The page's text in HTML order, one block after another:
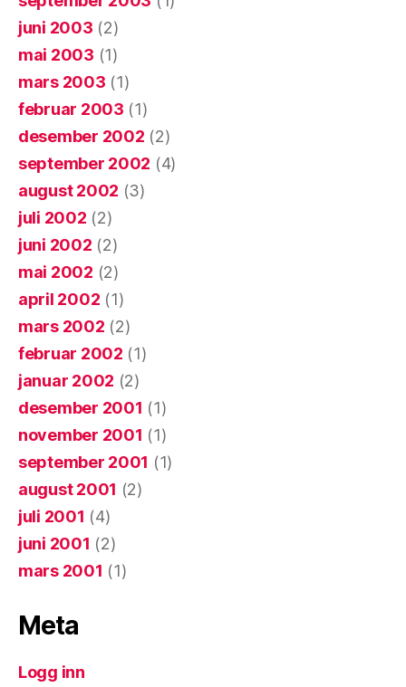
juni 2003 (2)
mai 2003 (1)
mars 2003 (1)
februar 2003 (1)
desember 2002 (2)
september 2002 (4)
august 2002 (3)
juli 2002 (2)
juni 2002 (2)
mai 2002 (2)
april 2002 (1)
mars 2002 (2)
februar 2002 (1)
januar 2002 (2)
desember 2001 (1)
november 2001 (1)
september 2001 (1)
august 2001 (2)
juli 2001 (4)
juni 2001 (2)
mars 2001 (1)
Meta
Logg inn